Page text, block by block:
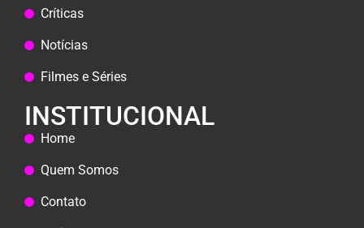
Críticas
Notícias
Filmes e Séries
INSTITUCIONAL
Home
Quem Somos
Contato